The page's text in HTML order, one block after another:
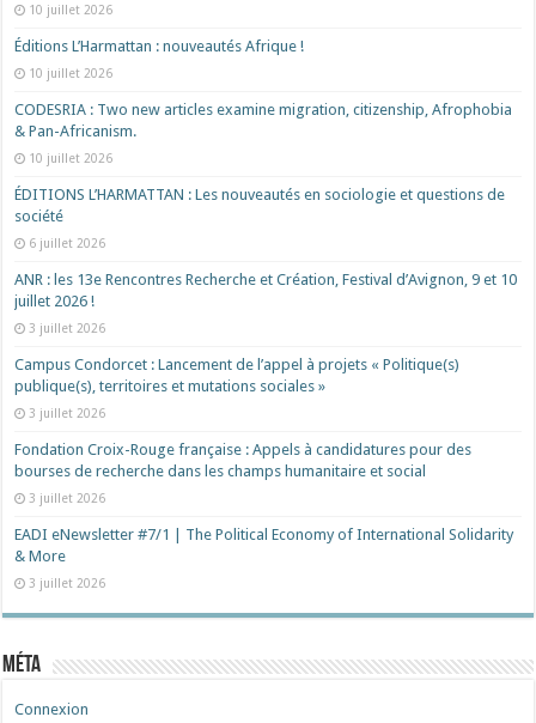
10 juillet 2026
Éditions L’Harmattan : nouveautés Afrique !​
10 juillet 2026
CODESRIA : Two new articles examine migration, citizenship, Afrophobia
& Pan-Africanism.
10 juillet 2026
ÉDITIONS L’HARMATTAN : Les nouveautés en sociologie et questions de
société
6 juillet 2026
ANR : les 13e Rencontres Recherche et Création, Festival d’Avignon, 9 et 10
juillet 2026 !
3 juillet 2026
Campus Condorcet : Lancement de l’appel à projets « Politique(s)
publique(s), territoires et mutations sociales »
3 juillet 2026
Fondation Croix-Rouge française : Appels à candidatures pour des
bourses de recherche dans les champs humanitaire et social
3 juillet 2026
EADI eNewsletter #7/1 | The Political Economy of International Solidarity
& More
3 juillet 2026
Méta
Connexion